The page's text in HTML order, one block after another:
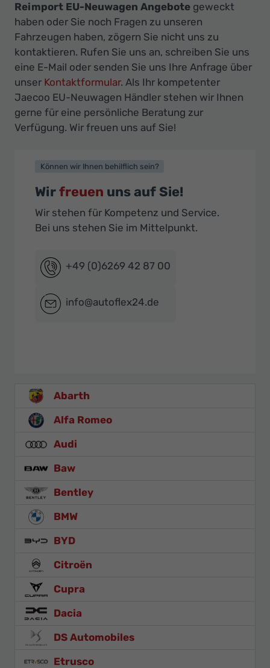
Reimport EU-Neuwagen Angebote geweckt
haben oder Sie noch Fragen zu unseren
Fahrzeugen haben, zögern Sie nicht uns zu
kontaktieren. Rufen Sie uns an, schreiben Sie uns
eine E-Mail oder senden Sie uns Ihre Anfrage über
unser Kontaktformular. Als Ihr kompetenter
Jaecoo EU-Neuwagen Händler stehen wir Ihnen
gerne für eine persönliche Beratung zur
Verfügung. Wir freuen uns auf Sie!
Können wir Ihnen behilflich sein?
Wirfreuen uns auf Sie!
Wir stehen für Kompetenz und Service.
Bei uns stehen Sie im Mittelpunkt.
+49 (0)6269 42 87 00
info@autoflex24.de
Abarth
Alfa Romeo
Audi
Baw
Bentley
BMW
BYD
Citroën
Cupra
Dacia
DS Automobiles
Etrusco